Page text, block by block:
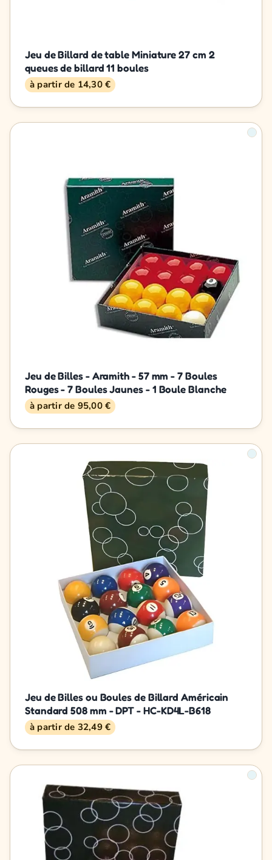
Jeu de Billard de table Miniature 27 cm 2
queues de billard 11 boules
à partir de 14,30 €
Jeu de Billes - Aramith - 57 mm - 7 Boules
Rouges - 7 Boules Jaunes - 1 Boule Blanche
à partir de 95,00 €
Jeu de Billes ou Boules de Billard Américain
Standard 508 mm - DPT - HC-KD4L-B618
à partir de 32,49 €